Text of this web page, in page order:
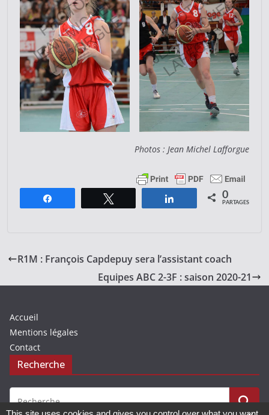
Photos : Jean Michel Lafforgue
Partagez 0
PARTAGES
R1M : François Capdepuy sera l’assistant coach
Equipes ABC 2-3F : saison 2020-21
Accueil
Mentions légales
Contact
Recherche